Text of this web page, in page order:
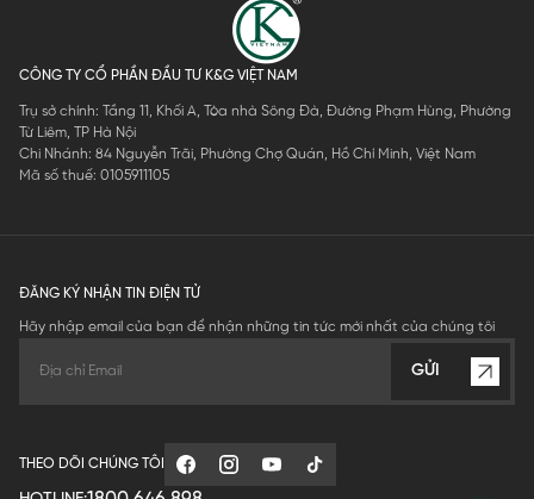
CÔNG TY CỔ PHẦN ĐẦU TƯ K&G VIỆT NAM
Trụ sở chính: Tầng 11, Khối A, Tòa nhà Sông Đà, Đường Phạm Hùng, Phường
Từ Liêm, TP Hà Nội
Chi Nhánh: 84 Nguyễn Trãi, Phường Chợ Quán, Hồ Chí Minh, Việt Nam
Mã số thuế: 0105911105
ĐĂNG KÝ NHẬN TIN ĐIỆN TỬ
Hãy nhập email của bạn để nhận những tin tức mới nhất của chúng tôi
GỬI
THEO DÕI CHÚNG TÔI